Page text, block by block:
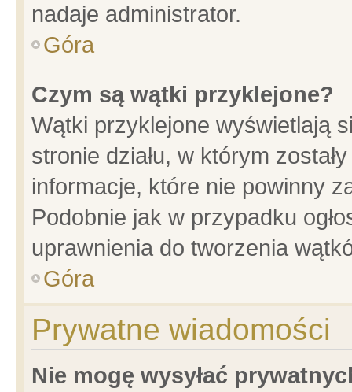
nadaje administrator.
Góra
Czym są wątki przyklejone?
Wątki przyklejone wyświetlają
stronie działu, w którym
informacje, które nie powinny
Podobnie jak w przypadku
uprawnienia do tworzenia
Góra
Prywatne wiadomości
Nie mogę wysyłać